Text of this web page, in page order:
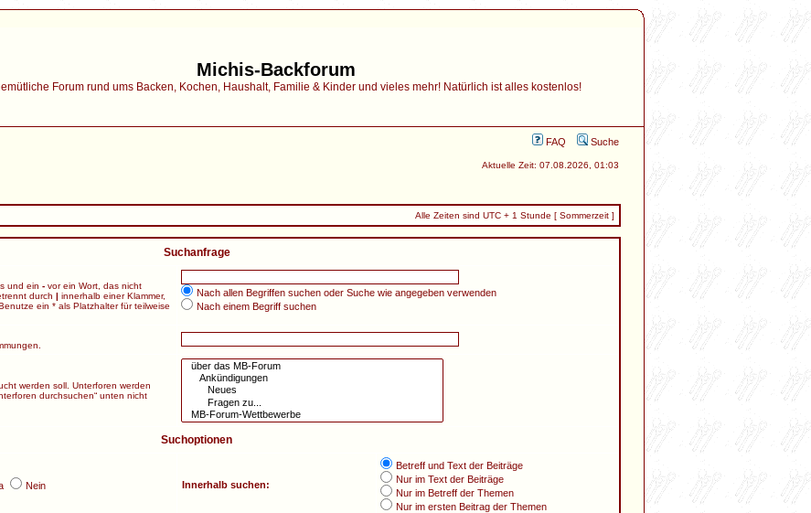
Michis-Backforum
Forum rund ums Backen, Kochen, Haushalt, Familie & Kinder und vieles mehr! Natürlich ist alles kostenlos!
FAQ Suche
Aktuelle Zeit: 07.08.2026, 01:03
Alle Zeiten sind UTC + 1 Stunde [ Sommerzeit ]
Suchanfrage
und ein - vor ein Wort, das nicht
durch | innerhalb einer Klammer,
ein * als Platzhalter für teilweise
Nach allen Begriffen suchen oder Suche wie angegeben verwenden
Nach einem Begriff suchen
werden soll. Unterforen werden
durchsuchen“ unten nicht
Suchoptionen
Nein Innerhalb suchen:
Betreff und Text der Beiträge
Nur im Text der Beiträge
Nur im Betreff der Themen
Nur im ersten Beitrag der Themen